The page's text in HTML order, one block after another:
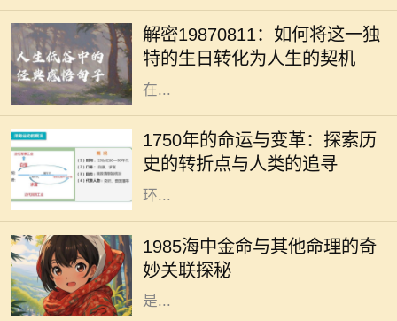
解密19870811：如何将这一独
特的生日转化为人生的契机
命理分析的重要依据。1987年8月11
日出生的人士，有着独特的命格，这
不仅影响着性格、人际关系，还有潜
在...
1750年的命运与变革：探索历
史的转折点与人类的追寻
1750年是一个重要的历史节点，它标
志着人类社会在工业化、科学和文化
等多个领域的变革。从农业社会向工
业社会的转变，折射出人类对生活及
环...
1985海中金命与其他命理的奇
妙关联探秘
在中国传统的命理学中，每个人的命
运都受到出生年份、月份、日子和时
辰的影响。1985年出生的人，被称为
“海中金”。这一命理的特征，指的
是...
在中国传统命理学中，飞凤之命是一